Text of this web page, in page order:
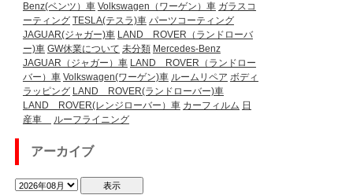
Benz(ベンツ）車 Volkswagen（ワーゲン）車 ガラスコ
ーティング TESLA(テスラ)車 パーツコーティング
JAGUAR(ジャガー)車 LAND ROVER（ランドローバ
ー)車 GW休業について 未分類 Mercedes-Benz
JAGUAR（ジャガー）車 LAND ROVER（ランドロー
バー）車 Volkswagen(ワーゲン)車 ルームリペア ボディ
ラッピング LAND ROVER(ランドローバー)車
LAND ROVER(レンジローバー）車 カーフィルム 日
産車
ルーフライニング
アーカイブ